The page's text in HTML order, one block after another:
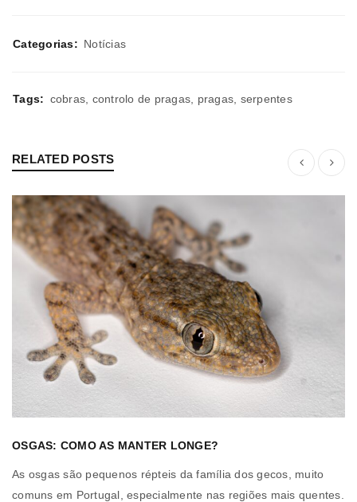
Categorias: Notícias
Tags: cobras controlo de pragas pragas serpentes
RELATED POSTS
OSGAS: COMO AS MANTER LONGE?
As osgas são pequenos répteis da família dos gecos, muito
comuns em Portugal, especialmente nas regiões mais quentes.